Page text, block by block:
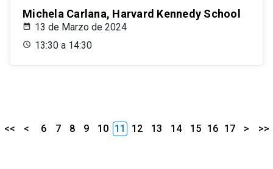
Michela Carlana, Harvard Kennedy School
13 de Marzo de 2024
13:30 a 14:30
<< < 6 7 8 9 10 11 12 13 14 15 16 17 > >>